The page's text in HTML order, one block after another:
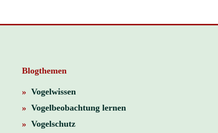
Blogthemen
» Vogelwissen
» Vogelbeobachtung lernen
» Vogelschutz